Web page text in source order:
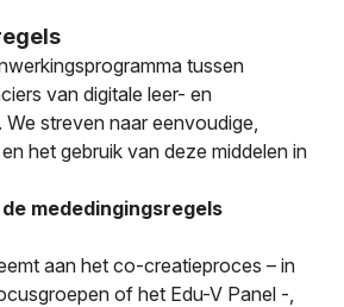
tussen
van digitale leer- en
streven naar eenvoudige,
het gebruik van deze middelen in
mededingingsregels
aan het co-creatieproces – in
of het Edu-V Panel -,